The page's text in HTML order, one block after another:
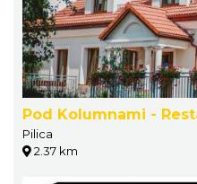
Pod Kolumnami -
Pilica
2.37 km